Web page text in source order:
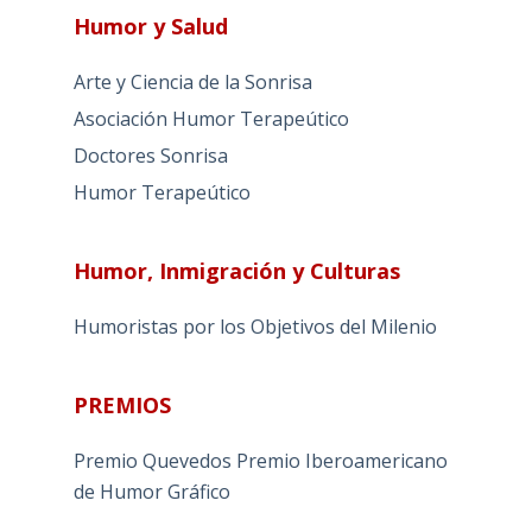
Humor y Salud
Arte y Ciencia de la Sonrisa
Asociación Humor Terapeútico
Doctores Sonrisa
Humor Terapeútico
Humor, Inmigración y Culturas
Humoristas por los Objetivos del Milenio
PREMIOS
Premio Quevedos Premio Iberoamericano
de Humor Gráfico